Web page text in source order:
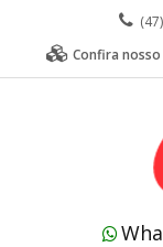
Confira